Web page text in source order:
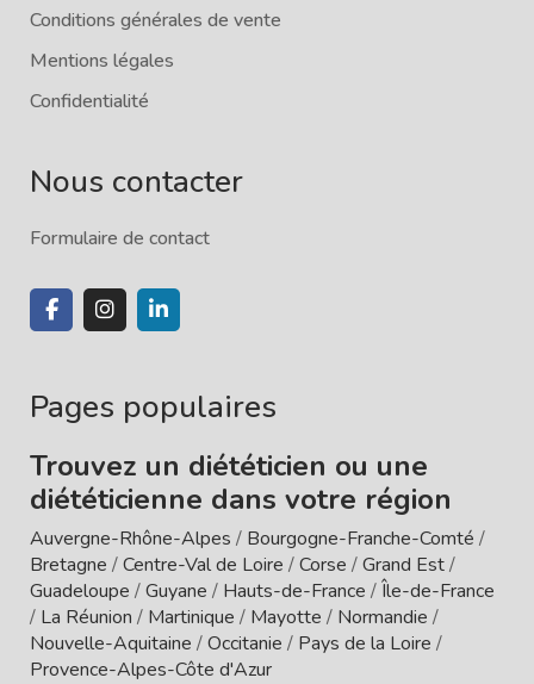
Conditions générales de vente
Mentions légales
Confidentialité
Nous contacter
Formulaire de contact
Pages populaires
Trouvez un diététicien ou une
diététicienne dans votre région
Auvergne-Rhône-Alpes / Bourgogne-Franche-Comté /
Bretagne /Centre-Val de Loire /Corse /Grand Est/
Guadeloupe /Guyane / Hauts-de-France /Île-de-France
/ La Réunion / Martinique / Mayotte / Normandie /
Nouvelle-Aquitaine /Occitanie / Pays de la Loire /
Provence-Alpes-Côte d'Azur